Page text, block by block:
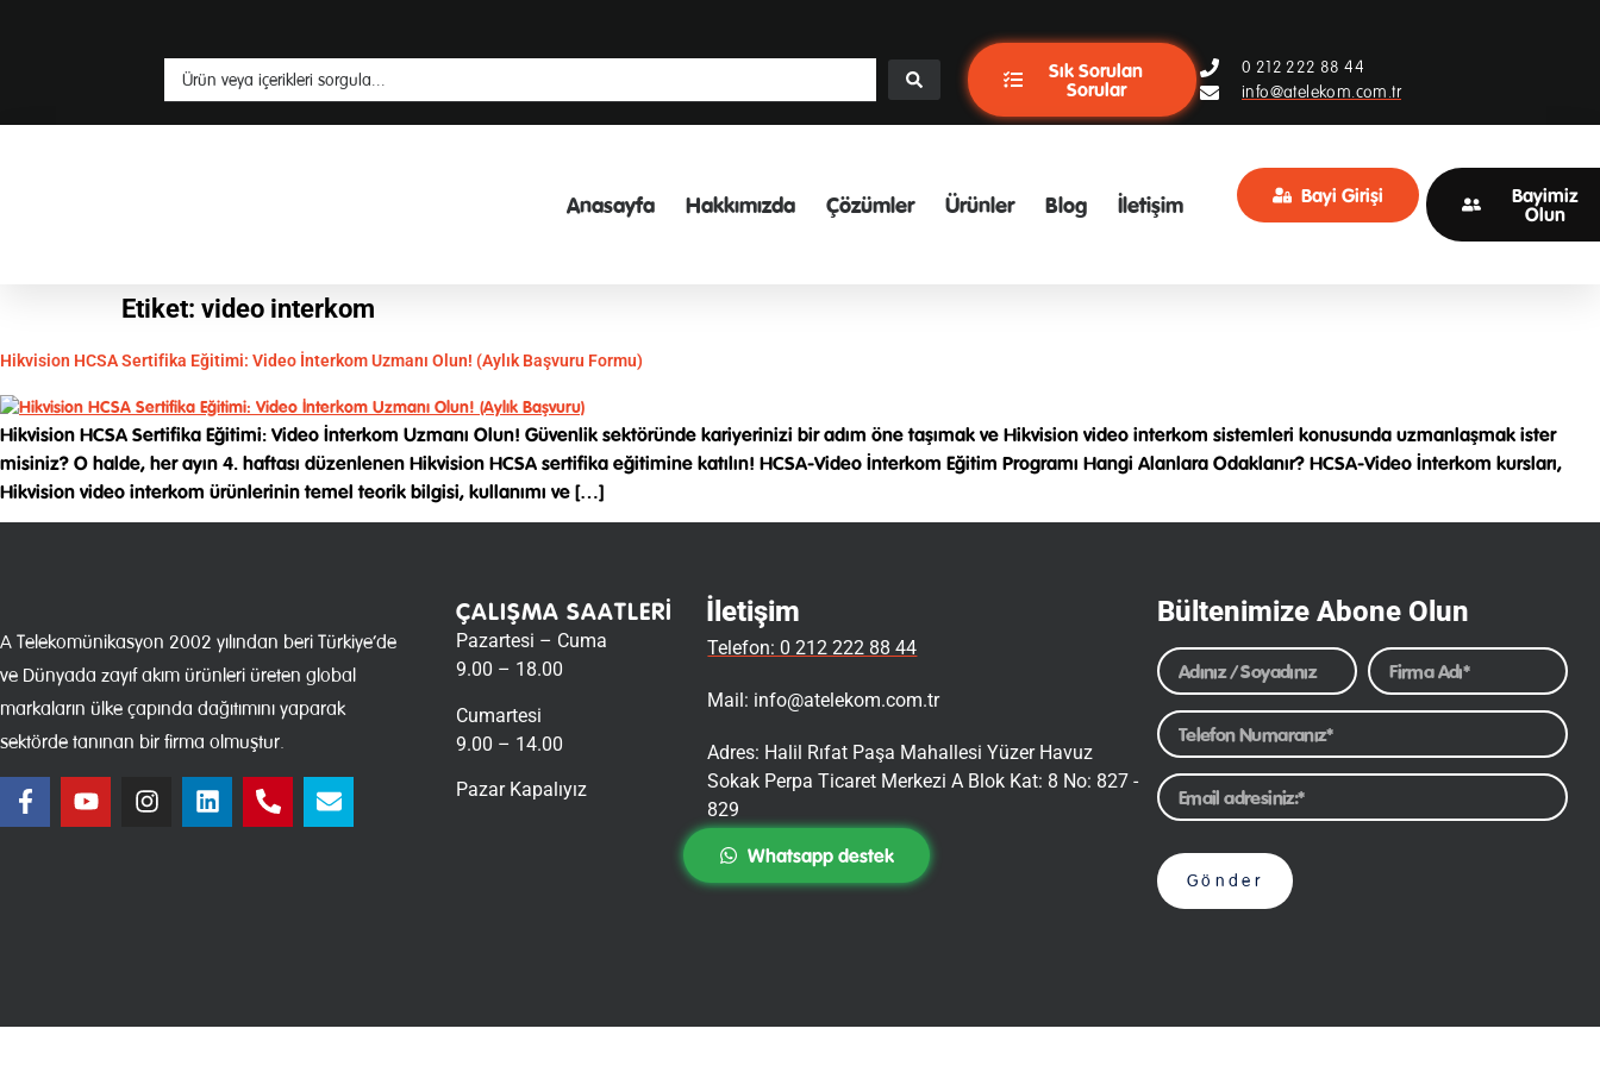
Sık Sorulan
Sorular
0 212 222 88 44
info@atelekom.com.tr
Anasayfa Hakkımızda Çözümler Ürünler Blog İletişim Bayi Girişi
Bayimiz
Olun
Etiket: video interkom
Hikvision HCSA Sertifika Eğitimi: Video İnterkom Uzmanı Olun! (Aylık Başvuru Formu)
Hikvision HCSA Sertifika Eğitimi: Video İnterkom Uzmanı Olun! Güvenlik sektöründe kariyerinizi bir adım öne taşımak ve Hikvision video interkom sistemleri konusunda uzmanlaşmak ister
misiniz? O halde, her ayın 4. haftası düzenlenen Hikvision HCSA sertifika eğitimine katılın! HCSA-Video İnterkom Eğitim Programı Hangi Alanlara Odaklanır? HCSA-Video İnterkom kursları,
Hikvision video interkom ürünlerinin temel teorik bilgisi, kullanımı ve […]
A Telekomünikasyon 2002 yılından beri Türkiye’de
ve Dünyada zayıf akım ürünleri üreten global
markaların ülke çapında dağıtımını yaparak
sektörde tanınan bir firma olmuştur.
ÇALIŞMA SAATLERI
Pazartesi – Cuma
9.00 – 18.00
Cumartesi
9.00 – 14.00
Pazar Kapalıyız
İletişim
Telefon: 0 212 222 88 44
Mail: info@atelekom.com.tr
Adres: Halil Rıfat Paşa Mahallesi Yüzer Havuz
Sokak Perpa Ticaret Merkezi A Blok Kat: 8 No: 827 -
829
Whatsapp destek
Bültenimize Abone Olun
Gönder